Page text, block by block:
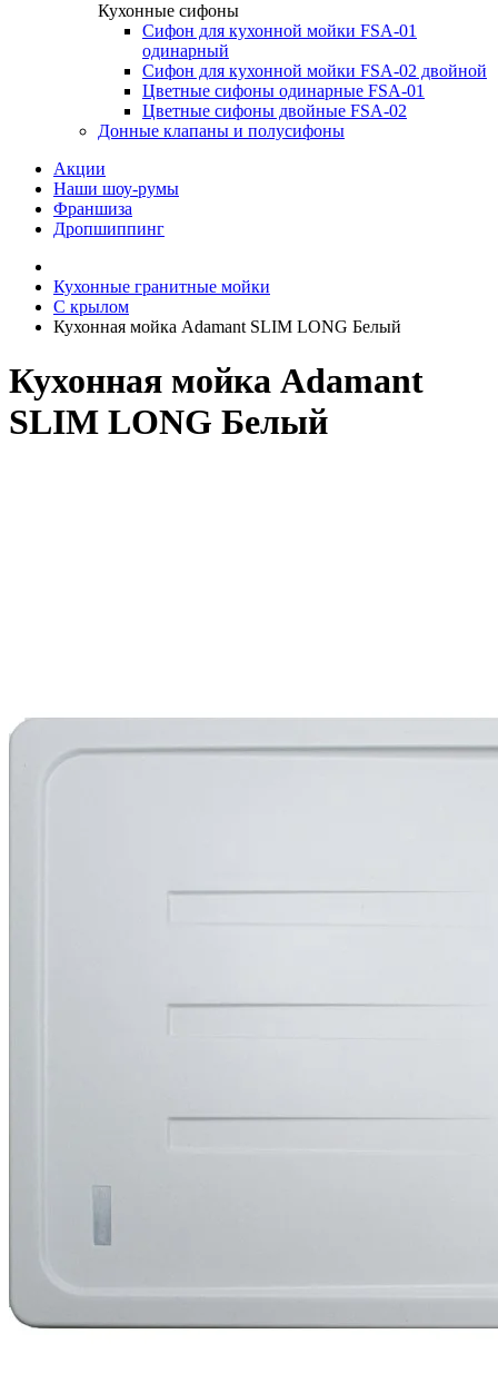
Кухонные сифоны
Сифон для кухонной мойки FSA-01
одинарный
Сифон для кухонной мойки FSA-02 двойной
Цветные сифоны одинарные FSA-01
Цветные сифоны двойные FSA-02
Донные клапаны и полусифоны
Акции
Наши шоу-румы
Франшиза
Дропшиппинг
Кухонные гранитные мойки
С крылом
Кухонная мойка Adamant SLIM LONG Белый
Кухонная мойка Adamant
SLIM LONG Белый